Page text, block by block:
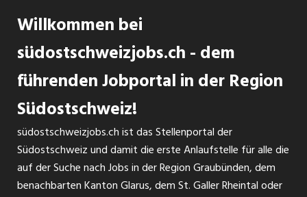
Willkommen bei
südostschweizjobs.ch - dem
führenden Jobportal in der Region
Südostschweiz!
südostschweizjobs.ch ist das Stellenportal der
Südostschweiz und damit die erste Anlaufstelle für alle die
auf der Suche nach Jobs in der Region Graubünden, dem
benachbarten Kanton Glarus, dem St. Galler Rheintal oder